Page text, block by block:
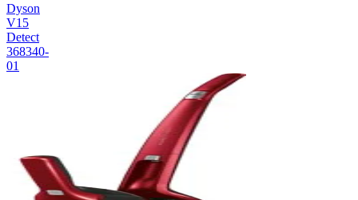
Dyson
V15
Detect
368340-
01